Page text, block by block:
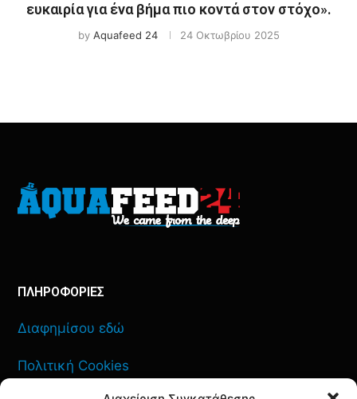
ευκαιρία για ένα βήμα πιο κοντά στον στόχο».
by Aquafeed 24 24 Οκτωβρίου 2025
ΠΛΗΡΟΦΟΡΙΕΣ
Διαφημίσου εδώ
Πολιτική Cookies